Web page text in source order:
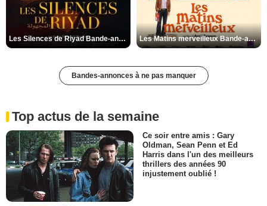
Les Silences de Riyad Bande-annonce VO STFR Les Matins merveilleux Bande-annonce VF
Bandes-annonces à ne pas manquer
Top actus de la semaine
Ce soir entre amis : Gary
Oldman, Sean Penn et Ed
Harris dans l'un des meilleurs
thrillers des années 90
injustement oublié !